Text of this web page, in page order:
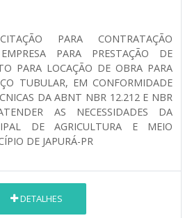
PARA CONTRATAÇÃO
PARA PRESTAÇÃO DE
PARA LOCAÇÃO DE OBRA PARA
TUBULAR, EM CONFORMIDADE
DA ABNT NBR 12.212 E NBR
AS NECESSIDADES DA
DE AGRICULTURA E MEIO
DE JAPURÁ-PR
DETALHES